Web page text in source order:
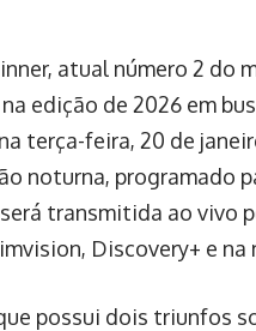
atual número 2 do
edição de 2026 em
terça-feira, 20 de
noturna, programado
transmitida ao vivo
Discovery+ e
possui dois triunfos